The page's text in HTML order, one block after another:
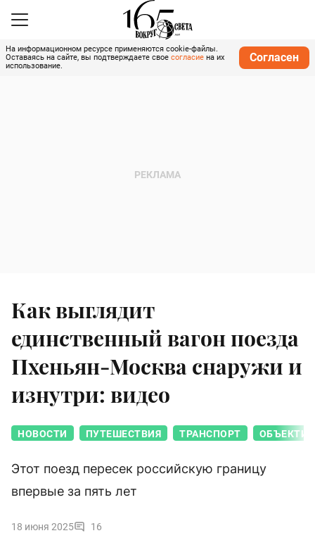
На информационном ресурсе применяются cookie-файлы.
Оставаясь на сайте, вы подтверждаете свое согласие на их
использование.
Согласен
Как выглядит
единственный вагон поезда
Пхеньян-Москва снаружи и
изнутри: видео
НОВОСТИ ПУТЕШЕСТВИЯ ТРАНСПОРТ ОБЪЕКТИВ
Этот поезд пересек российскую границу
впервые за пять лет
18 июня 2025 16